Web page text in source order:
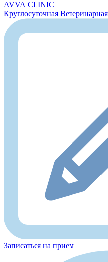
AVVA CLINIC
Круглосуточная Ветеринарная
Записаться на прием